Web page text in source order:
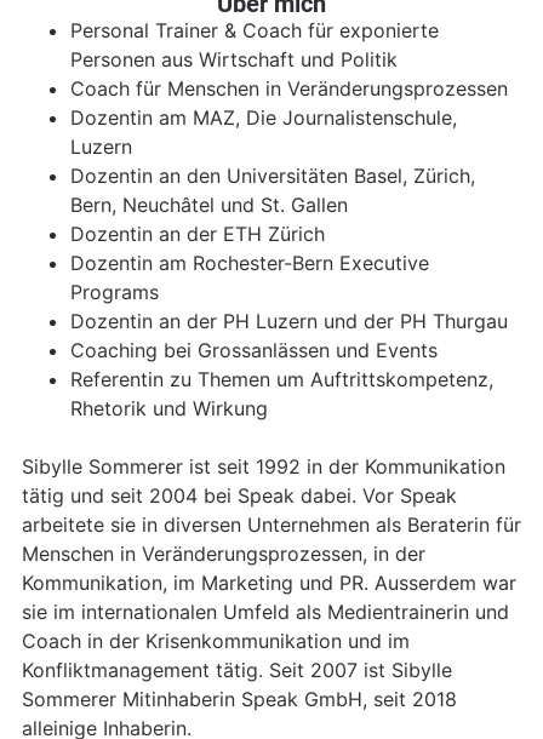
Personal Trainer & Coach für exponierte
Personen aus Wirtschaft und Politik
Coach für Menschen in Veränderungsprozessen
Dozentin am MAZ, Die Journalistenschule,
Luzern
Dozentin an den Universitäten Basel, Zürich,
Bern, Neuchâtel und St. Gallen
Dozentin an der ETH Zürich
Dozentin am Rochester-Bern Executive
Programs
Dozentin an der PH Luzern und der PH Thurgau
Coaching bei Grossanlässen und Events
Referentin zu Themen um Auftrittskompetenz,
Rhetorik und Wirkung
Sibylle Sommerer ist seit 1992 in der Kommunikation
tätig und seit 2004 bei Speak dabei. Vor Speak
arbeitete sie in diversen Unternehmen als Beraterin für
Menschen in Veränderungsprozessen, in der
Kommunikation, im Marketing und PR. Ausserdem war
sie im internationalen Umfeld als Medientrainerin und
Coach in der Krisenkommunikation und im
Konfliktmanagement tätig. Seit 2007 ist Sibylle
Sommerer Mitinhaberin Speak GmbH, seit 2018
alleinige Inhaberin.